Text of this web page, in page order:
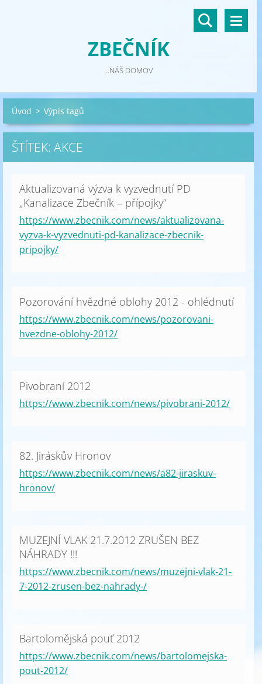
ZBEČNÍK
...NÁŠ DOMOV
Úvod > Výpis tagů
ŠTÍTEK: AKCE
Aktualizovaná výzva k vyzvednutí PD
„Kanalizace Zbečník – přípojky“
https://www.zbecnik.com/news/aktualizovana-
vyzva-k-vyzvednuti-pd-kanalizace-zbecnik-
pripojky/
Pozorování hvězdné oblohy 2012 - ohlédnutí
https://www.zbecnik.com/news/pozorovani-
hvezdne-oblohy-2012/
Pivobraní 2012
https://www.zbecnik.com/news/pivobrani-2012/
82. Jiráskův Hronov
https://www.zbecnik.com/news/a82-jiraskuv-
hronov/
MUZEJNÍ VLAK 21.7.2012 ZRUŠEN BEZ
NÁHRADY !!!
https://www.zbecnik.com/news/muzejni-vlak-21-
7-2012-zrusen-bez-nahrady-/
Bartolomějská pouť 2012
https://www.zbecnik.com/news/bartolomejska-
pout-2012/